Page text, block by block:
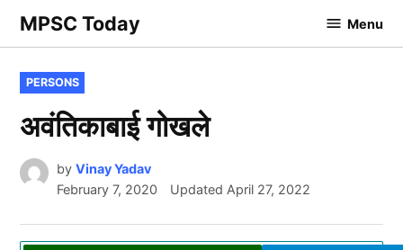
SkipMPSC Today Menu
POSTED
IN
PERSONS
अवंतिकाबाई गोखले
by Vinay Yadav
February 7, 2020
Updated April 27, 2022